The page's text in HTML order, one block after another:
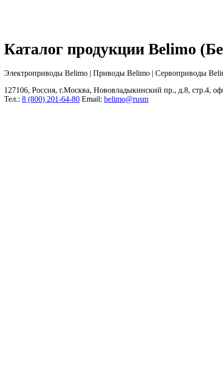
Каталог продукции Belimo
Электроприводы Belimo | Приводы Belimo | Сервоприводы
127106, Россия, г.Москва, Нововладыкинский пр., д.8, стр.4,
Тел.: 8 (800) 201-64-80 Еmail: belimo@rusm